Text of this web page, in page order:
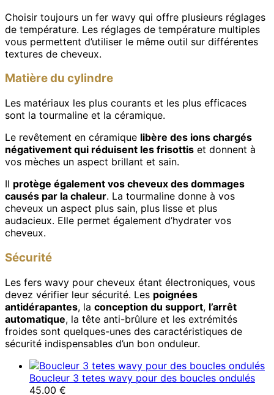
Choisir toujours un fer wavy qui offre plusieurs réglages
de température. Les réglages de température multiples
vous permettent d’utiliser le même outil sur différentes
textures de cheveux.
Matière du cylindre
Les matériaux les plus courants et les plus efficaces
sont la tourmaline et la céramique.
Le revêtement en céramique libère des ions chargés
négativement qui réduisent les frisottis et donnent à
vos mèches un aspect brillant et sain.
Il protège également vos cheveux des dommages
causés par la chaleur. La tourmaline donne à vos
cheveux un aspect plus sain, plus lisse et plus
audacieux. Elle permet également d’hydrater vos
cheveux.
Sécurité
Les fers wavy pour cheveux étant électroniques, vous
devez vérifier leur sécurité. Les poignées
antidérapantes, la conception du support, l’arrêt
automatique, la tête anti-brûlure et les extrémités
froides sont quelques-unes des caractéristiques de
sécurité indispensables d’un bon onduleur.
Boucleur 3 tetes wavy pour des boucles ondulés
45.00 €